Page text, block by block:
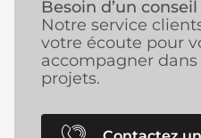
Besoin d’un
Notre service
votre écoute pour
accompagner dans
projets.